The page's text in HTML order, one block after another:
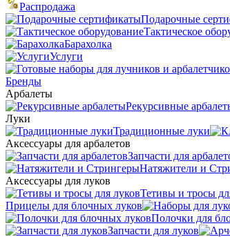
Распродажа
Подарочные
Тактическое
Барахолка
Услуги
Бренды
Арбалеты
Рекурсивные
Луки
Традиционные луки
Аксессуары для арбалетов
Запчасти для
Натяжители и
Аксессуары для луков
Тетивы и тросы
Прицелы для блочных луков
Полочки для
Запчасти для луков